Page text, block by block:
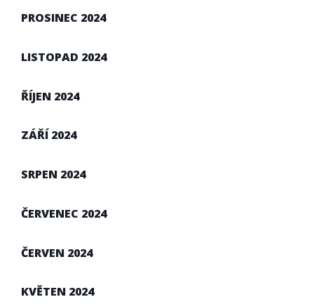
PROSINEC 2024
LISTOPAD 2024
ŘÍJEN 2024
ZÁŘÍ 2024
SRPEN 2024
ČERVENEC 2024
ČERVEN 2024
KVĚTEN 2024